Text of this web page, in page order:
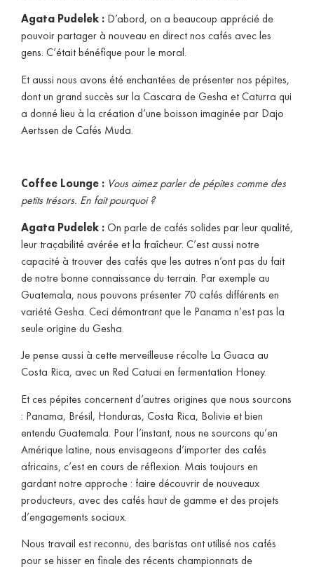
Agata Pudelek : D’abord, on a beaucoup apprécié de
pouvoir partager à nouveau en direct nos cafés avec les
gens. C’était bénéfique pour le moral.
Et aussi nous avons été enchantées de présenter nos pépites,
dont un grand succès sur la Cascara de Gesha et Caturra qui
a donné lieu à la création d’une boisson imaginée par Dajo
Aertssen de Cafés Muda.
Coffee Lounge : Vous aimez parler de pépites comme des
petits trésors. En fait pourquoi ?
Agata Pudelek :On parle de cafés solides par leur qualité,
leur traçabilité avérée et la fraîcheur. C’est aussi notre
capacité à trouver des cafés que les autres n’ont pas du fait
de notre bonne connaissance du terrain. Par exemple au
Guatemala, nous pouvons présenter 70 cafés différents en
variété Gesha. Ceci démontrant que le Panama n’est pas la
seule origine du Gesha.
Je pense aussi à cette merveilleuse récolte La Guaca au
Costa Rica, avec un Red Catuai en fermentation Honey.
Et ces pépites concernent d’autres origines que nous sourcons
: Panama, Brésil, Honduras, Costa Rica, Bolivie et bien
entendu Guatemala. Pour l’instant, nous ne sourcons qu’en
Amérique latine, nous envisageons d’importer des cafés
africains, c’est en cours de réflexion. Mais toujours en
gardant notre approche : faire découvrir de nouveaux
producteurs, avec des cafés haut de gamme et des projets
d’engagements sociaux.
Nous travail est reconnu, des baristas ont utilisé nos cafés
pour se hisser en finale des récents championnats de